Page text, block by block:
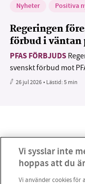
Nyheter Positiva
Regeringen
förbud i väntan
PFAS FÖRBJUDS
svenskt förbud mot
26 jul 2026• Lästid:5 min
Vi sysslar inte
hoppas att du
Vi använder cookies för